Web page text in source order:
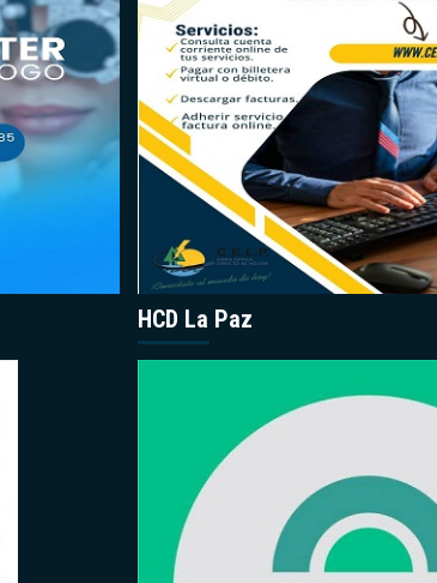
HCD La Paz